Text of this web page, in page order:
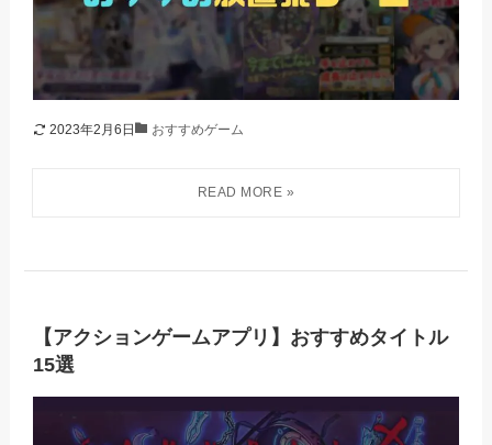
2023年2月6日 おすすめゲーム
【アクションゲームアプリ】おすすめタイトル
15選